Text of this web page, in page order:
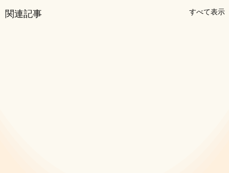
関連記事 すべて表示